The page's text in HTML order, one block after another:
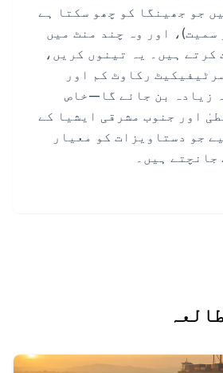
جو جھینگا کو چھو سکتا ہے
سمیت)، اور وہ چند منٹ میں
کرتے ہیں۔ یہ تینوں کریں،
رکاوٹ کم اور
زیادہ بن جائے گا—خاص
اور جنوب مشرقی ایشیا کے
جو دستاویزات کو معیار
ہیں۔